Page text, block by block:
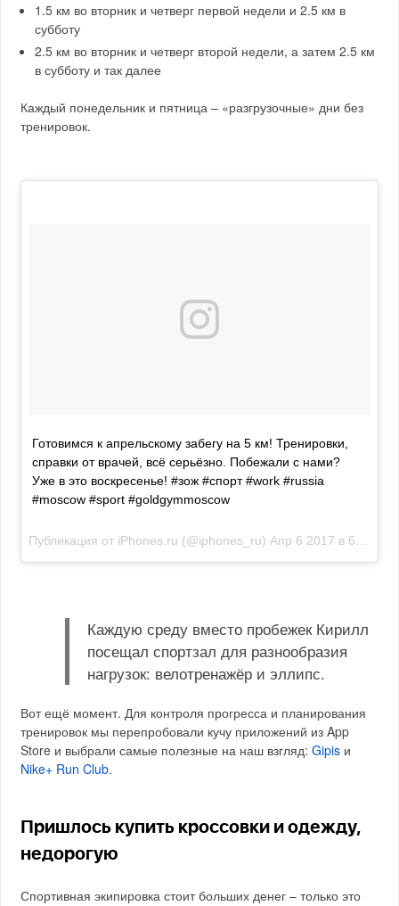
1.5 км во вторник и четверг первой недели и 2.5 км в
субботу
2.5 км во вторник и четверг второй недели, а затем 2.5 км
в субботу и так далее
Каждый понедельник и пятница – «разгрузочные» дни без
тренировок.
Готовимся к апрельскому забегу на 5 км! Тренировки,
справки от врачей, всё серьёзно. Побежали с нами?
Уже в это воскресенье! #зож #спорт #work #russia
#moscow #sport #goldgymmoscow
Публикация от iPhones.ru (@iphones_ru) Апр 6 2017 в 6:30 PDT
Каждую среду вместо пробежек Кирилл
посещал спортзал для разнообразия
нагрузок: велотренажёр и эллипс.
Вот ещё момент. Для контроля прогресса и планирования
тренировок мы перепробовали кучу приложений из App
Store и выбрали самые полезные на наш взгляд:Gipis и
Nike+ Run Club.
Пришлось купить кроссовки и одежду,
недорогую
Спортивная экипировка стоит больших денег – только это